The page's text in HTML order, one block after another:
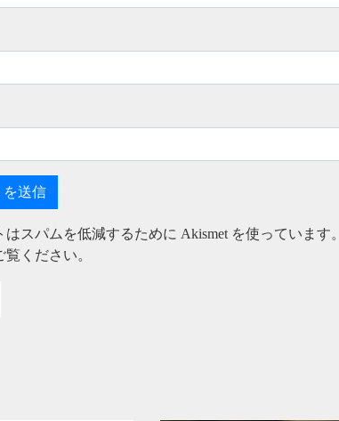
はスパムを低減するために Akismet を使っています。
覧ください。